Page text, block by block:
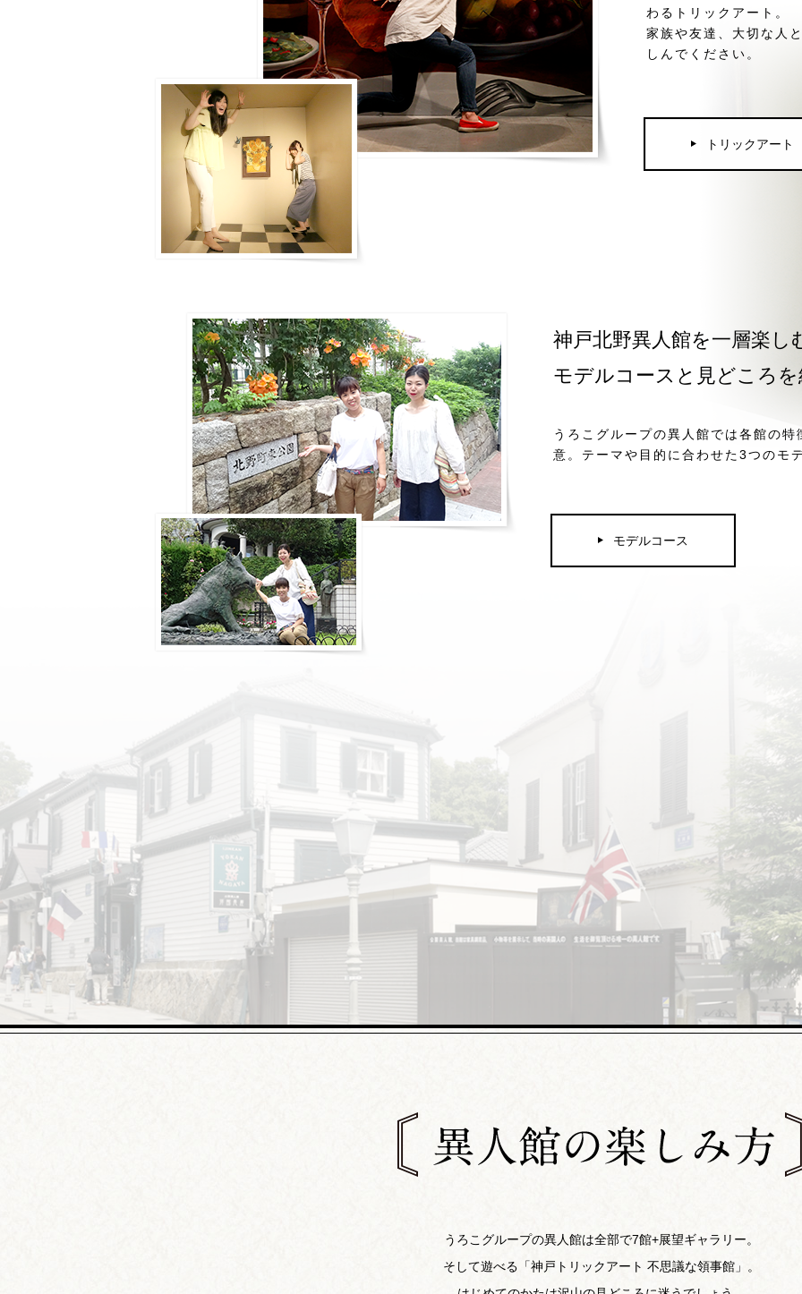
わるトリックアート。
家族や友達、大切な人
しんでください。
トリックアート
神戸北野異人館を一層楽し
モデルコースと見どころを
うろこグループの異人館では各館の特
意。テーマや目的に合わせた3つのモ
モデルコース
うろこグループの異人館は全部で7館+展望ギャラリー。
そして遊べる「神戸トリックアート 不思議な領事館」。